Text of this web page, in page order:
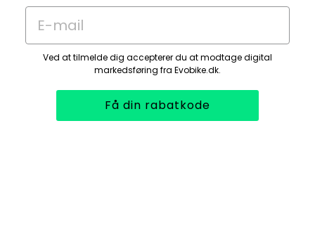
E-mail
Ved at tilmelde dig accepterer du at modtage digital
markedsføring fra Evobike.dk.
Få din rabatkode